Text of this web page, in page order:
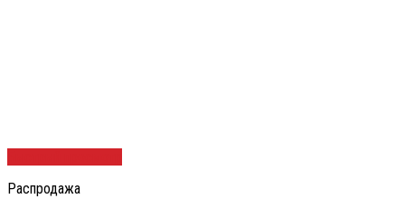
Распродажа